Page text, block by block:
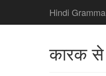
Hindi
कारक से